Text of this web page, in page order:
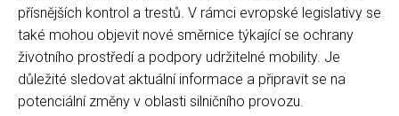
přísnějších kontrol a trestů. V rámci evropské legislativy se
také mohou objevit nové směrnice týkající se ochrany
životního prostředí a podpory udržitelné mobility. Je
důležité sledovat aktuální informace a připravit se na
potenciální změny v oblasti silničního provozu.